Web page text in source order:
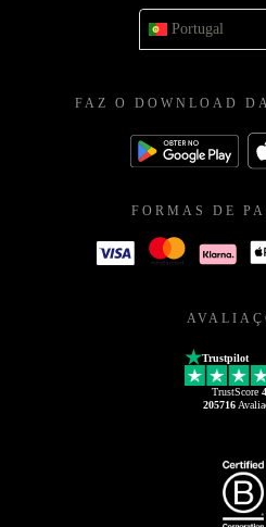
Portugal
FAZ O DOWNLOAD
FORMAS DE
Trustpilot
TrustScore
205716